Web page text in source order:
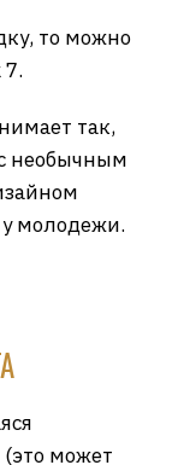
то можно
так,
необычным
у молодежи.
может